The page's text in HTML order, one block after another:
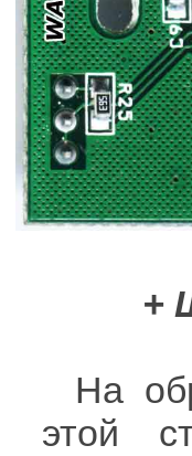
+
На
этой